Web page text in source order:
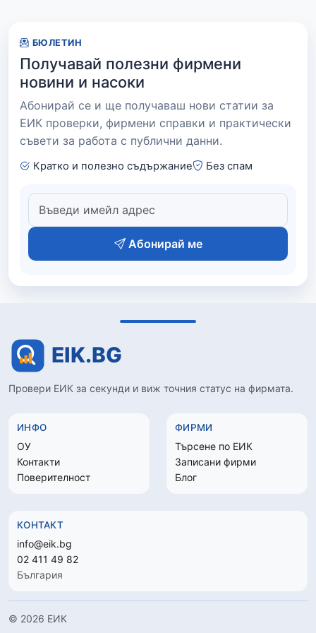
БЮЛЕТИН
Получавай полезни фирмени
новини и насоки
Абонирай се и ще получаваш нови статии за
ЕИК проверки, фирмени справки и практически
съвети за работа с публични данни.
Кратко и полезно съдържание Без спам
Абонирай ме
Провери ЕИК за секунди и виж точния статус на фирмата.
ИНФО
ОУ
Контакти
Поверителност
ФИРМИ
Търсене по ЕИК
Записани фирми
Блог
КОНТАКТ
info@eik.bg
02 411 49 82
България
© 2026 ЕИК